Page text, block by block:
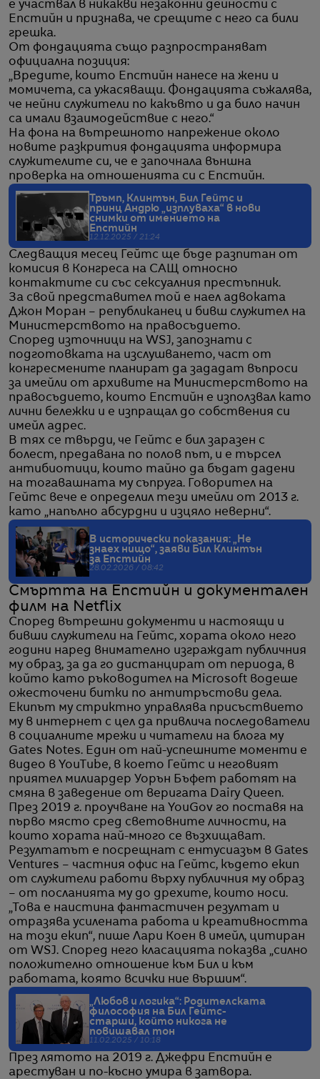
е участвал в никакви незаконни дейности с
Епстийн и признава, че срещите с него са били
грешка.
От фондацията също разпространяват
официална позиция:
„Вредите, които Епстийн нанесе на жени и
момичета, са ужасяващи. Фондацията съжалява,
че нейни служители по какъвто и да било начин
са имали взаимодействие с него.“
На фона на вътрешното напрежение около
новите разкрития фондацията информира
служителите си, че е започнала външна
проверка на отношенията си с Епстийн.
Тръмп, Клинтън, Бил Гейтс и
принц Андрю „изплуваха“ в нови
снимки от имението на
Епстийн
12.12.2025 / 21:24
Следващия месец Гейтс ще бъде разпитан от
комисия в Конгреса на САЩ относно
контактите си със сексуалния престъпник.
За свой представител той е наел адвоката
Джон Моран – републиканец и бивш служител на
Министерството на правосъдието.
Според източници на WSJ, запознати с
подготовката на изслушването, част от
конгресмените планират да зададат въпроси
за имейли от архивите на Министерството на
правосъдието, които Епстийн е използвал като
лични бележки и е изпращал до собствения си
имейл адрес.
В тях се твърди, че Гейтс е бил заразен с
болест, предавана по полов път, и е търсел
антибиотици, които тайно да бъдат дадени
на тогавашната му съпруга. Говорител на
Гейтс вече е определил тези имейли от 2013 г.
като „напълно абсурдни и изцяло неверни“.
В исторически показания: „Не
знаех нищо“, заяви Бил Клинтън
за Епстийн
28.02.2026 / 08:42
Смъртта на Епстийн и документален
филм на Netflix
Според вътрешни документи и настоящи и
бивши служители на Гейтс, хората около него
години наред внимателно изграждат публичния
му образ, за да го дистанцират от периода, в
който като ръководител на Microsoft водеше
ожесточени битки по антитръстови дела.
Екипът му стриктно управлява присъствието
му в интернет с цел да привлича последователи
в социалните мрежи и читатели на блога му
Gates Notes. Един от най-успешните моменти е
видео в YouTube, в което Гейтс и неговият
приятел милиардер Уорън Бъфет работят на
смяна в заведение от веригата Dairy Queen.
През 2019 г. проучване на YouGov го поставя на
първо място сред световните личности, на
които хората най-много се възхищават.
Резултатът е посрещнат с ентусиазъм в Gates
Ventures – частния офис на Гейтс, където екип
от служители работи върху публичния му образ
– от посланията му до дрехите, които носи.
„Това е наистина фантастичен резултат и
отразява усилената работа и креативността
на този екип“, пише Лари Коен в имейл, цитиран
от WSJ. Според него класацията показва „силно
положително отношение към Бил и към
работата, която всички ние вършим“.
„Любов и логика“: Родителската
философия на Бил Гейтс-
старши, който никога не
повишавал тон
11.02.2025 / 10:18
През лятото на 2019 г. Джефри Епстийн е
арестуван и по-късно умира в затвора.